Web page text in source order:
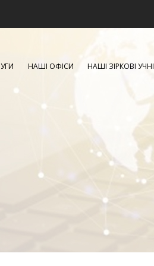
НАШІ ОФІСИ НАШІ ЗІРКОВІ УЧНІ